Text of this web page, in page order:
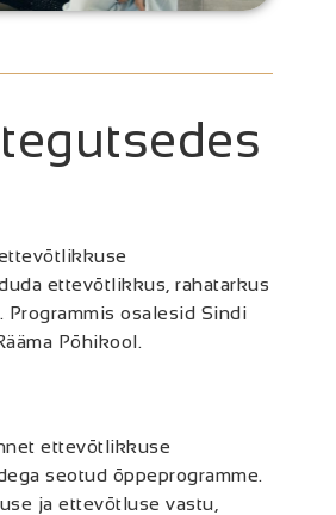
ettevõtlikkus, rahatarkus
osalesid Sindi
Põhikool.
ettevõtlikkuse
seotud õppeprogramme.
ja ettevõtluse vastu,